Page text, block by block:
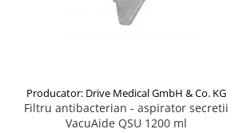
Producator: Drive Medical GmbH & Co. KG
Filtru antibacterian - aspirator secretii
VacuAide QSU 1200 ml